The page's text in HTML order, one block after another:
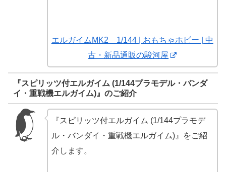
エルガイムMK2 1/144 | おもちゃホビー | 中
古・新品通販の駿河屋
『スピリッツ付エルガイム (1/144プラモデル・バンダ
イ・重戦機エルガイム)』のご紹介
『スピリッツ付エルガイム (1/144プラモデ
ル・バンダイ・重戦機エルガイム)』をご紹
介します。